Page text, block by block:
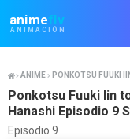
animeflv
ANIMACIÓN
Animeflv
ANIME PONKOTSU FUUKI
Ponkotsu Fuuki Iin
Hanashi Episodio 9
Episodio 9